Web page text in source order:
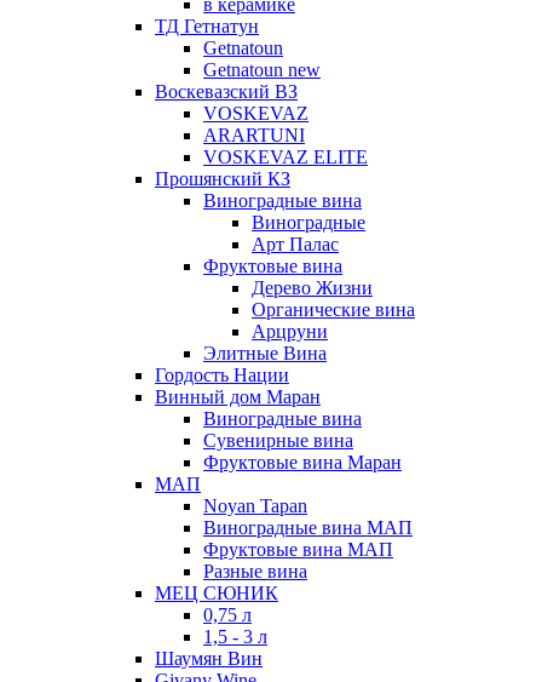
в керамике
ТД Гетнатун
Getnatoun
Getnatoun new
Воскевазский ВЗ
VOSKEVAZ
ARARTUNI
VOSKEVAZ ELITE
Прошянский КЗ
Виноградные вина
Виноградные
Арт Палас
Фруктовые вина
Дерево Жизни
Органические вина
Арцруни
Элитные Вина
Гордость Нации
Винный дом Маран
Виноградные вина
Сувенирные вина
Фруктовые вина Маран
МАП
Noyan Tapan
Виноградные вина МАП
Фруктовые вина МАП
Разные вина
МЕЦ СЮНИК
0,75 л
1,5 - 3 л
Шаумян Вин